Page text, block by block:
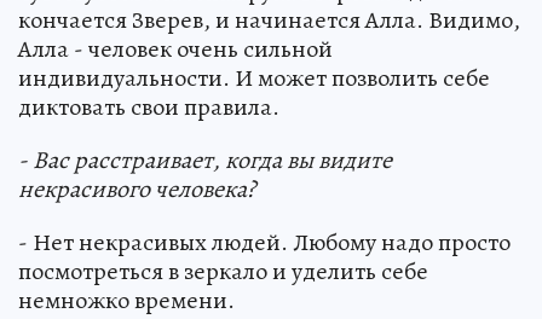
кончается Зверев, и начинается Алла. Видимо,
Алла - человек очень сильной
индивидуальности. И может позволить себе
диктовать свои правила.
- Вас расстраивает, когда вы видите
некрасивого человека?
- Нет некрасивых людей. Любому надо просто
посмотреться в зеркало и уделить себе
немножко времени.